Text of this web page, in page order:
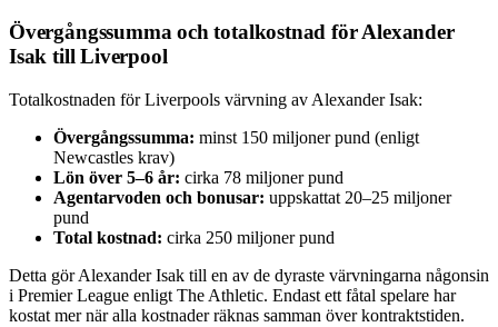
Övergångssumma och totalkostnad för Alexander
Isak till Liverpool
Totalkostnaden för Liverpools värvning av Alexander Isak:
Övergångssumma: minst 150 miljoner pund (enligt
Newcastles krav)
Lön över 5–6 år: cirka 78 miljoner pund
Agentarvoden och bonusar: uppskattat 20–25 miljoner
pund
Total kostnad: cirka 250 miljoner pund
Detta gör Alexander Isak till en av de dyraste värvningarna någonsin
i Premier League enligt The Athletic. Endast ett fåtal spelare har
kostat mer när alla kostnader räknas samman över kontraktstiden.